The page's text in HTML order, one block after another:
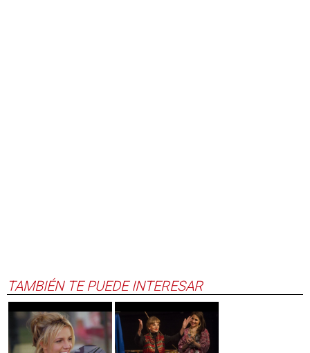
TAMBIÉN TE PUEDE INTERESAR